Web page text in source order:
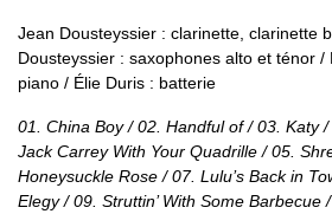
Jean Dousteyssier : clarinette, clarinette
Dousteyssier : saxophones alto et ténor /
piano / Élie Duris : batterie
01. China Boy / 02. Handful of / 03. Katy
Jack Carrey With Your Quadrille / 05.
Honeysuckle Rose / 07. Lulu’s Back in
Elegy / 09. Struttin’ With Some Barbecue